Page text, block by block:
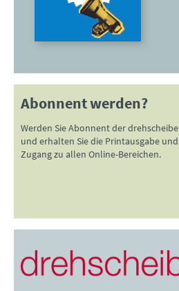
Abonnent werden?
Werden Sie Abonnent der drehscheibe
und erhalten Sie die Printausgabe und
Zugang zu allen Online-Bereichen.